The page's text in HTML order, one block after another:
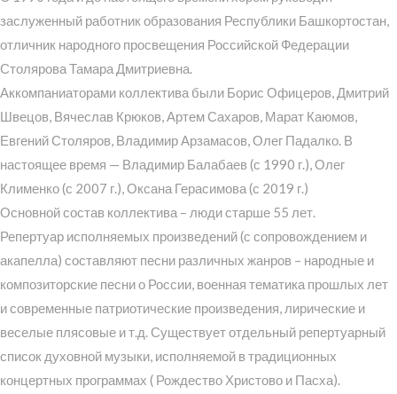
заслуженный работник образования Республики Башкортостан,
отличник народного просвещения Российской Федерации
Столярова Тамара Дмитриевна.
Аккомпаниаторами коллектива были Борис Офицеров, Дмитрий
Швецов, Вячеслав Крюков, Артем Сахаров, Марат Каюмов,
Евгений Столяров, Владимир Арзамасов, Олег Падалко. В
настоящее время — Владимир Балабаев (с 1990 г.), Олег
Клименко (с 2007 г.), Оксана Герасимова (с 2019 г.)
Основной состав коллектива – люди старше 55 лет.
Репертуар исполняемых произведений (с сопровождением и
акапелла) составляют песни различных жанров – народные и
композиторские песни о России, военная тематика прошлых лет
и современные патриотические произведения, лирические и
веселые плясовые и т.д. Существует отдельный репертуарный
список духовной музыки, исполняемой в традиционных
концертных программах ( Рождество Христово и Пасха).